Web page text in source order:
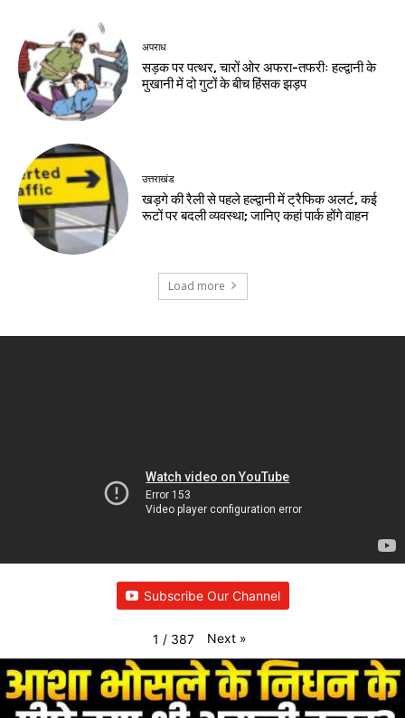
अपराध
सड़क पर पत्थर, चारों ओर अफरा-तफरीः हल्द्वानी के
मुखानी में दो गुटों के बीच हिंसक झड़प
उत्तराखंड
खड़गे की रैली से पहले हल्द्वानी में ट्रैफिक अलर्ट, कई
रूटों पर बदली व्यवस्था; जानिए कहां पार्क होंगे वाहन
Load more
Subscribe Our Channel
1 / 387 Next »